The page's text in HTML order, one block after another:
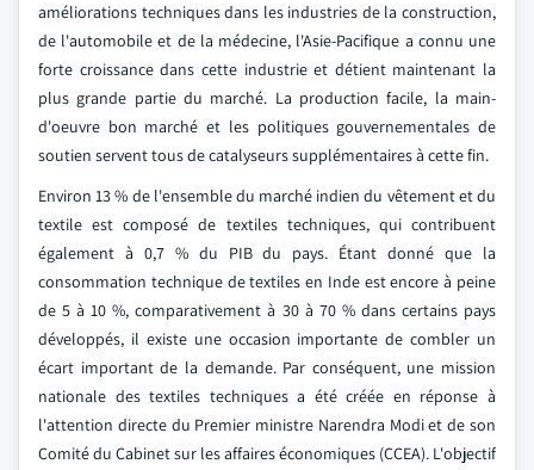
améliorations techniques dans les industries de la construction,
de l'automobile et de la médecine, l'Asie-Pacifique a connu une
forte croissance dans cette industrie et détient maintenant la
plus grande partie du marché. La production facile, la main-
d'oeuvre bon marché et les politiques gouvernementales de
soutien servent tous de catalyseurs supplémentaires à cette fin.
Environ 13 % de l'ensemble du marché indien du vêtement et du
textile est composé de textiles techniques, qui contribuent
également à 0,7 % du PIB du pays. Étant donné que la
consommation technique de textiles en Inde est encore à peine
de 5 à 10 %, comparativement à 30 à 70 % dans certains pays
développés, il existe une occasion importante de combler un
écart important de la demande. Par conséquent, une mission
nationale des textiles techniques a été créée en réponse à
l'attention directe du Premier ministre Narendra Modi et de son
Comité du Cabinet sur les affaires économiques (CCEA). L'objectif